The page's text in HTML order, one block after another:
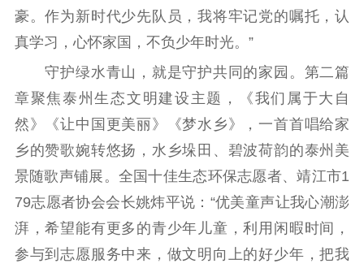
数据资源
公共服务
新时代公民素养
提升资源库
新闻出版
政务服务
作品著作权
登记服务
科研创新
服务管理平台
智库服务
管理平台
文艺创作
服务管理
文化产业
统计分析
数字出版
审读服务
新闻发布工作备
案管理系统
电影
服务
理论宣讲
共建共享平台
政工继续教育学
习平台
豪。作为新时代少先队员，我将牢记党的嘱托，认
真学习，心怀家国，不负少年时光。”
守护绿水青山，就是守护共同的家园。第二篇
章聚焦泰州生态文明建设主题，《我们属于大自
然》《让中国更美丽》《梦水乡》，一首首唱给家
乡的赞歌婉转悠扬，水乡垛田、碧波荷韵的泰州美
景随歌声铺展。全国十佳生态环保志愿者、靖江市1
79志愿者协会会长姚炜平说：“优美童声让我心潮澎
湃，希望能有更多的青少年儿童，利用闲暇时间，
参与到志愿服务中来，做文明向上的好少年，把我